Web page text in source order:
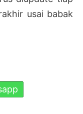
usai babak